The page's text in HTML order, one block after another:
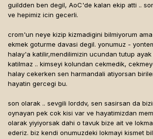
guildden ben degil, AoC'de kalan ekip atti ..
ve hepimiz icin gecerli.
crom'un neye kizip kizmadigini bilmiyorum
ekmek goturme davasi degil. yonumuz -
halay'a katilir,mendilimizin ucundan tutup
katilmaz .. kimseyi kolundan cekmedik,
halay cekerken sen harmandali atiyorsan
hayatin gercegi bu.
son olarak .. sevgili lorddv, sen sasirsan da
oynayan pek cok kisi var ve hayatimizdan
olarak yiyiyorsak dahi o tavuk bize ait ve
ederiz. biz kendi onumuzdeki lokmayi kismet